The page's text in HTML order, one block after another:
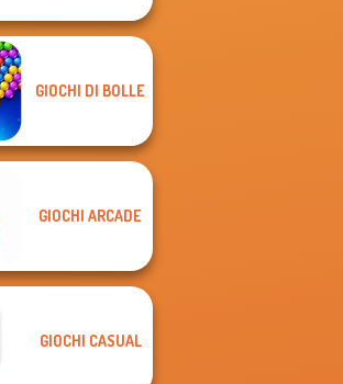
GIOCHI DI BOLLE
GIOCHI ARCADE
GIOCHI CASUAL